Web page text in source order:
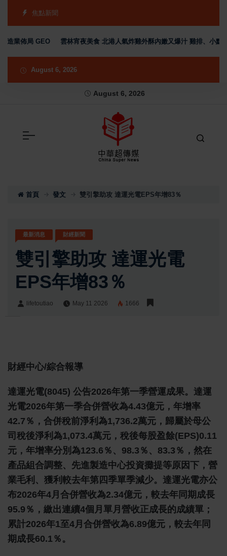
焦點新聞
佈局 GEO 雲林宵夜美食 北港人氣炸雞外酥內嫩又爆汁 雞排、小點、飲
August 6, 2026
August 6, 2026
首頁 發文 雙引擎助攻 達運光電EPS年增83％
最新消息 財經新聞
雙引擎助攻 達運光電
EPS年增83％
lifetoutiao May 11 2026 1666
財經中心/綜合報導
達運光電(8045) 公告2026年第一季營運成果。達運
光電2026年第一季合併營收為4.43億元，年增率
42.7％，合併稅前淨利為1,736.2萬元，歸屬於母公
司稅後淨利為1,073.4萬元，稅後每股盈餘(EPS)0.11
元，年增率分別為123.6％、98.3％、83.3％，然在
產品組合調整、先進製造中心投資攤提等原因下，營
業毛利、獲利較去年第四季單季減少。達運光電亦公
布2026年4月合併營收為2.34億元，較去年同期成長
95.9％，繳出連續4個月單月營收正成長的成績單；
累計2026年1至4月合併營收為6.89億元，較去年同
期成長60.1％。